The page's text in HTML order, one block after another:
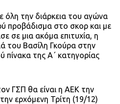
την διάρκεια του αγώνα
προβάδισμα στο σκορ και με
σε μια ακόμα επιτυχία, η
του Βασίλη Γκούρα στην
πίνακα της Α΄ κατηγορίας
ΓΣΠ θα είναι η ΑΕΚ την
ερχόμενη Τρίτη (19/12)